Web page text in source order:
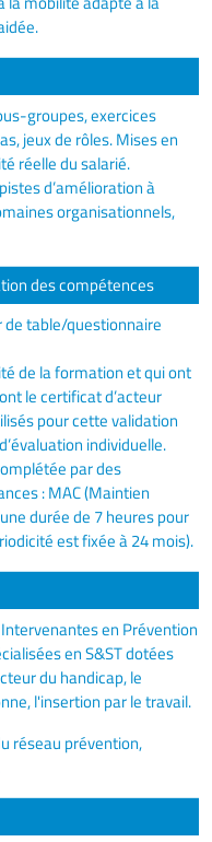
groupes, exercices
jeux de rôles. Mises en
réelle du salarié.
d’amélioration à
organisationnels,
des compétences
table/questionnaire
de la formation et qui ont
le certificat d’acteur
pour cette validation
individuelle.
par des
: MAC (Maintien
durée de 7 heures pour
est fixée à 24 mois).
en Prévention
en S&ST dotées
du handicap, le
l'insertion par le travail.
réseau prévention,